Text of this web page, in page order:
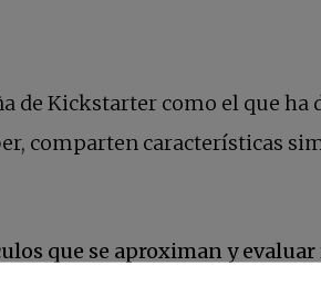
Kickstarter como el que ha
comparten características
que se aproximan y